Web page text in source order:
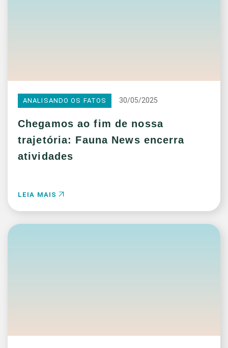
ANALISANDO OS FATOS 30/05/2025
Chegamos ao fim de nossa
trajetória: Fauna News encerra
atividades
LEIA MAIS